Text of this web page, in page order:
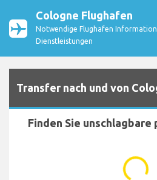
Cologne Flughafen
Notwendige Flughafen
Dienstleistungen
Transfer nach und von
Finden Sie
...